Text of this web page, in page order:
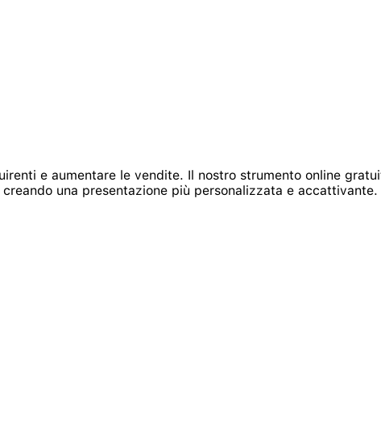
e aumentare le vendite. Il nostro strumento online
una presentazione più personalizzata e accattivante.